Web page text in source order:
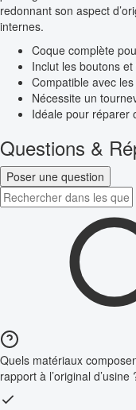
redonnant son aspect
internes.
Coque complète
Inclut les boutons
Compatible avec
Nécessite un
Idéale pour réparer
Questions &
Poser une question
Quels matériaux
rapport à l’original d’usine